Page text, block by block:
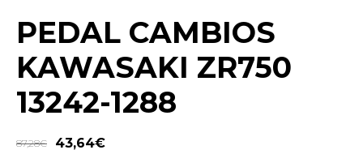
PEDAL CAMBIOS
KAWASAKI ZR750
13242-1288
87,28€ 43,64€